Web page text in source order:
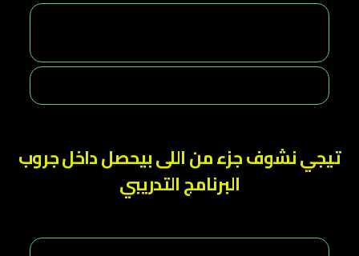
تيجي نشوف جزء من اللى بيحصل داخل جروب
البرنامج التدريبي